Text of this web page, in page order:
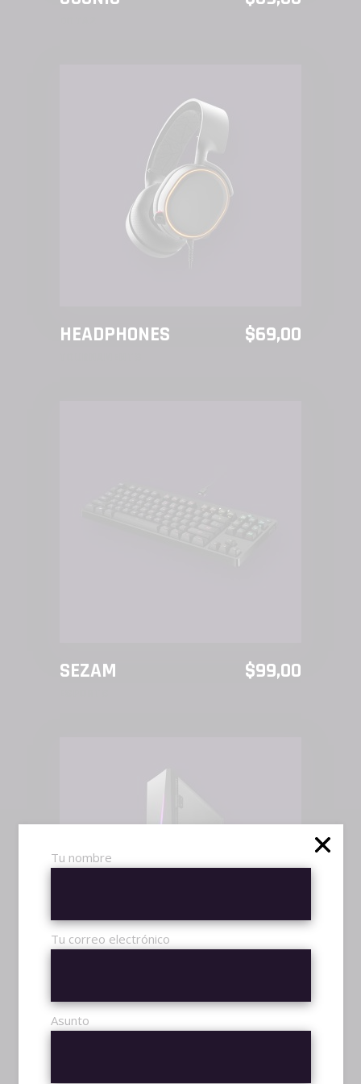
Tu nombre
Tu correo electrónico
Asunto
AÑADIR AL CARRITO
HEADPHONES $69,00
AÑADIR AL CARRITO
SEZAM $99,00
R12 CASE $99,00
VIDEOGAMES